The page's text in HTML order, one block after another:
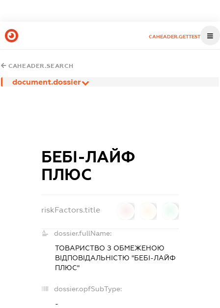
CAHEADER.GETTEST
CAHEADER.SEARCH
document.dossier
БЕБІ-ЛАЙФ
ПЛЮС
riskFactors.title
dossier.fullName:
ТОВАРИСТВО З ОБМЕЖЕНОЮ
ВІДПОВІДАЛЬНІСТЮ "БЕБІ-ЛАЙФ
ПЛЮС"
dossier.opfSubType:
-